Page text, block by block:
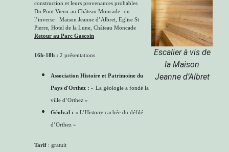
construction et leurs provenances probables
Du Pont Vieux au Château Moncade -ou
l’inverse : Maison Jeanne d’Albret, Eglise St
Pierre, Hotel de la Lune, Château Moncade
Retour au Parc Gascoin
16h-18h : 2 présentations
Association Histoire et Patrimoine du
Pays d'Orthez : « La géologie a fondé la
ville d’Orthez »
Géolval : « L’Histoire cachée du défilé
d’Orthez »
Tarif : gratuit
Escalier à vis de
la Maison
Jeanne d’Albret